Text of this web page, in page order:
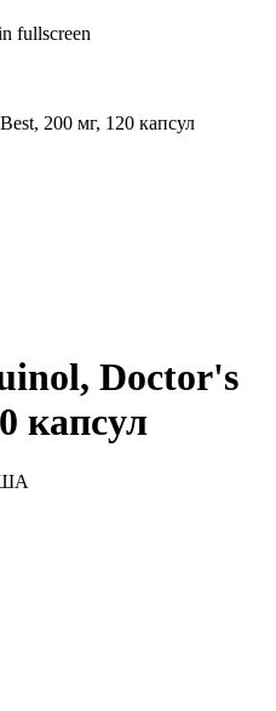
fullscreen
Doctor's
капсул